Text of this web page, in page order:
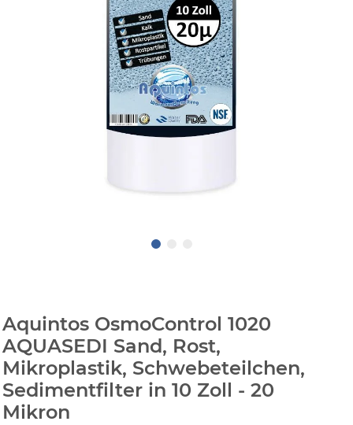
Aquintos OsmoControl 1020
AQUASEDI Sand, Rost,
Mikroplastik, Schwebeteilchen,
Sedimentfilter in 10 Zoll - 20
Mikron